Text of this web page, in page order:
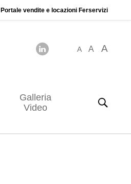
Portale vendite e locazioni Ferservizi
A A A
Galleria
Video